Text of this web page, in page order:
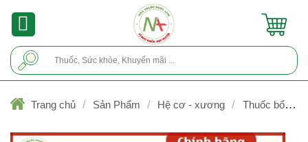
Trang chủ / Sản Phẩm / Hệ cơ - xương /
Thuốc bổ